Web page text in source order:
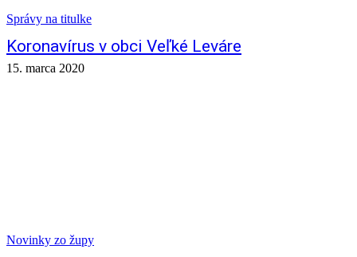
Správy na titulke
Koronavírus v obci Veľké Leváre
15. marca 2020
Novinky zo župy